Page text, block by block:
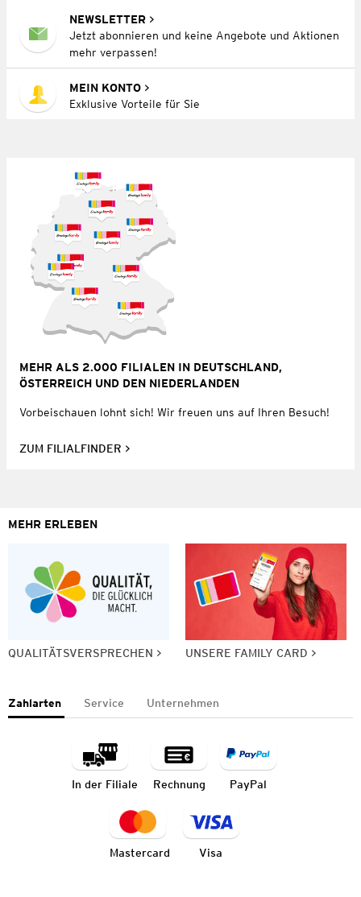
NEWSLETTER
Jetzt abonnieren und keine Angebote und Aktionen
mehr verpassen!
MEIN KONTO
Exklusive Vorteile für Sie
MEHR ALS 2.000 FILIALEN IN DEUTSCHLAND,
ÖSTERREICH UND DEN NIEDERLANDEN
Vorbeischauen lohnt sich! Wir freuen uns auf Ihren Besuch!
ZUM FILIALFINDER
MEHR ERLEBEN
QUALITÄTSVERSPRECHEN UNSERE FAMILY CARD
Zahlarten Service Unternehmen
In der Filiale Rechnung PayPal
Mastercard Visa